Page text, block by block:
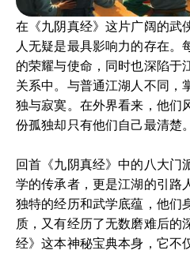
在《九阴真经》这片广阔的武
人无疑是最具影响力的存在。
的荣耀与使命，同时也深陷于
关系中。与普通江湖人不同，
独与寂寞。在外界看来，他们
份孤独却只有他们自己最清楚。
回首《九阴真经》中的八大门
学的传承者，更是江湖的引路
独特的经历和武学底蕴，他们
质，又有经历了无数磨难后的
经》这本神秘宝典本身，它不